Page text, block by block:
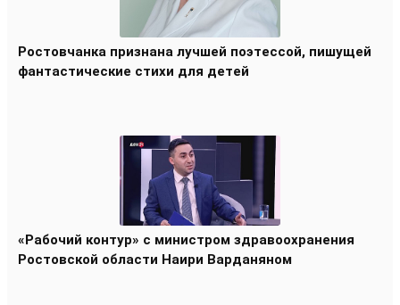
Ростовчанка признана лучшей поэтессой, пишущей
фантастические стихи для детей
«Рабочий контур» с министром здравоохранения
Ростовской области Наири Варданяном